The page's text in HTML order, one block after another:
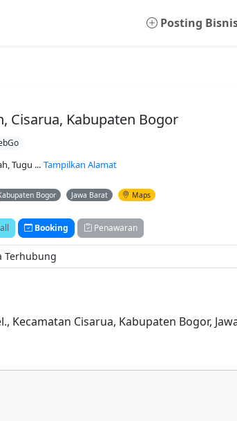
Posting
Cisarua, Kabupaten Bogor
Tugu ... Tampilkan Alamat
Bogor Jawa Barat Maps
Booking Penawaran
Terhubung
Kecamatan Cisarua, Kabupaten Bogor,